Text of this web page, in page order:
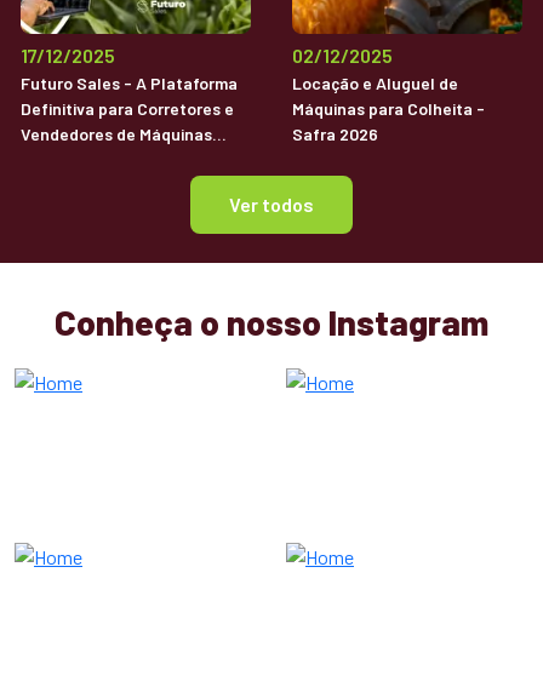
17/12/2025
Futuro Sales - A Plataforma
Definitiva para Corretores e
Vendedores de Máquinas
02/12/2025
Locação e Aluguel de
Máquinas para Colheita -
Safra 2026
Ver todos
Conheça o nosso Instagram